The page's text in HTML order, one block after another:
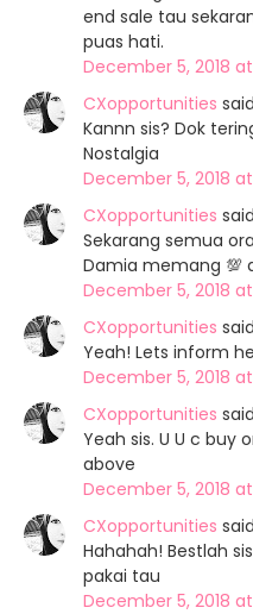
end sale tau
puas hati.
December 5, 2018 at
CXopportunities
Kannn sis? Dok
Nostalgia
December 5, 2018
CXopportunities
Sekarang semua
Damia memang 💯
December 5, 2018 at
CXopportunities
Yeah! Lets inform
December 5, 2018 at
CXopportunities
Yeah sis. U U c buy
above
December 5, 2018
CXopportunities
Hahahah! Bestlah
pakai tau
December 5, 2018